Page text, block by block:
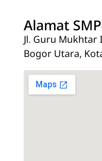
Alamat
Jl. Guru Mukhtar
Bogor Utara,